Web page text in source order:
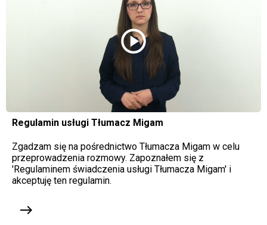
play_circle
Regulamin usługi Tłumacz Migam
Zgadzam się na pośrednictwo Tłumacza Migam w celu
przeprowadzenia rozmowy. Zapoznałem się z
'Regulaminem świadczenia usługi Tłumacza Migam' i
akceptuję ten regulamin.
east